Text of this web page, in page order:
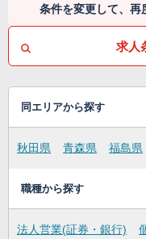
条件を変更して、再
求人
同エリアから探す
秋田県 青森県 福島県
職種から探す
法人営業(証券・銀行)